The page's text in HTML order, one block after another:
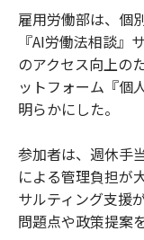
雇用労働部は、個
『AI労働法相談』
のアクセス向上の
ットフォーム『個
明らかにした。
参加者は、週休手
による管理負担が
サルティング支援
問題点や政策提案